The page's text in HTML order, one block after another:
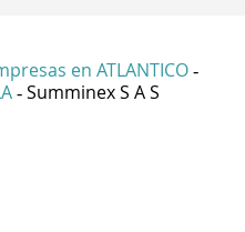
en ATLANTICO -
- Summinex S A S